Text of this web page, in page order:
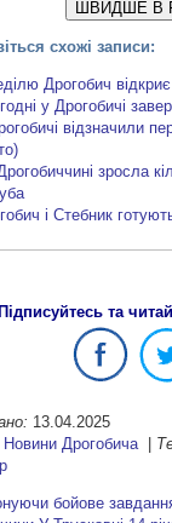
ШВИДШЕ В
схожі записи:
Дрогобич
у Дрогобичі
відзначили
зросла
і Стебник
Підписуйтесь та
13.04.2025
Новини Дрогобича|
бойове